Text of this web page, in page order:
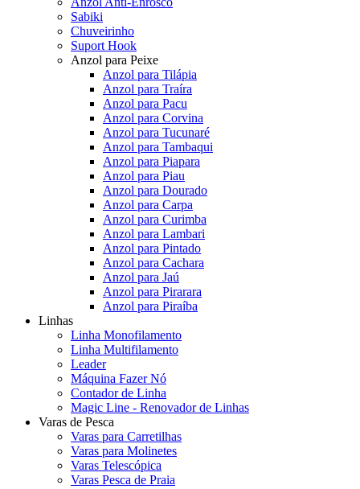
Sabiki
Chuveirinho
Suport Hook
Anzol para Peixe
Anzol para Tilápia
Anzol para Traíra
Anzol para Pacu
Anzol para Corvina
Anzol para Tucunaré
Anzol para Tambaqui
Anzol para Piapara
Anzol para Piau
Anzol para Dourado
Anzol para Carpa
Anzol para Curimba
Anzol para Lambari
Anzol para Pintado
Anzol para Cachara
Anzol para Jaú
Anzol para Pirarara
Anzol para Piraíba
Linhas
Linha Monofilamento
Linha Multifilamento
Leader
Máquina Fazer Nó
Contador de Linha
Magic Line - Renovador de Linhas
Varas de Pesca
Varas para Carretilhas
Varas para Molinetes
Varas Telescópica
Varas Pesca de Praia